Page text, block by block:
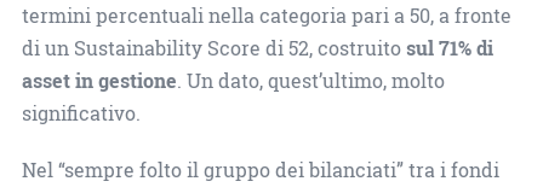
termini percentuali nella categoria pari a 50, a fronte
di un Sustainability Score di 52, costruitosul 71% di
asset in gestione. Un dato, quest’ultimo, molto
significativo.
Nel “sempre folto il gruppo dei bilanciati” tra i fondi